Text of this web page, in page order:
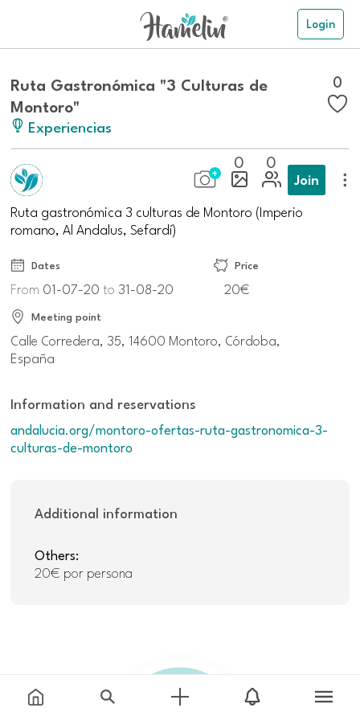
Login
Ruta Gastronómica "3 Culturas de
Montoro"
Experiencias
0
0 0
Join
Ruta gastronómica 3 culturas de Montoro (Imperio
romano, Al Andalus, Sefardí)
Dates
From 01-07-20to 31-08-20
Price
20€
Meeting point
Calle Corredera, 35, 14600 Montoro, Córdoba,
España
Information and reservations
andalucia.org/montoro-ofertas-ruta-gastronomica-3-
culturas-de-montoro
Additional information
Others:
20€ por persona